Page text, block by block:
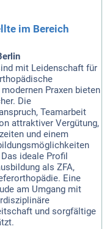
im Bereich
mit Leidenschaft für
Praxen bieten
Die
Teamarbeit
attraktiver Vergütung,
und einem
ideale Profil
als ZFA,
Eine
am Umgang mit
und sorgfältige